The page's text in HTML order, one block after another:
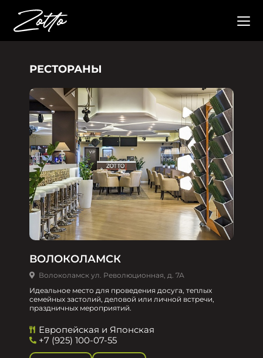
РЕСТОРАНЫ
ВОЛОКОЛАМСК
Волоколамск ул. Революционная, д. 7А
Идеальное место для проведения досуга, теплых
семейных застолий, деловой или личной встречи,
праздничных мероприятий.
Европейская и Японская
+7 (925) 100-07-55